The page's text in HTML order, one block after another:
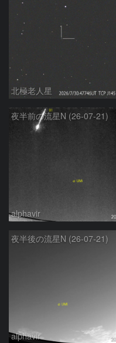
北極老人星
夜半前の流星N (26-07-21)
alphavir
夜半後の流星N (26-07-21)
alphavir